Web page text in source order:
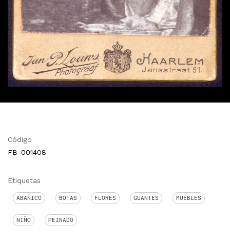
Código
FB-001408
Etiquetas
ABANICO BOTAS FLORES GUANTES MUEBLES
NIÑO PEINADO